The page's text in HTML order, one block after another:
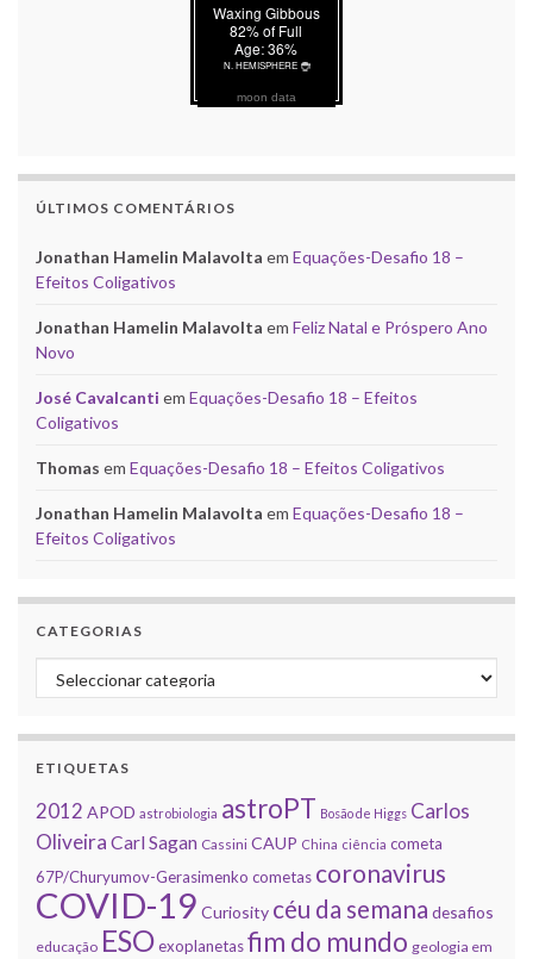
moon data
ÚLTIMOS COMENTÁRIOS
Jonathan Hamelin Malavolta em Equações-Desafio 18 –
Efeitos Coligativos
Jonathan Hamelin Malavolta em Feliz Natal e Próspero Ano
Novo
José Cavalcanti em Equações-Desafio 18 – Efeitos
Coligativos
Thomas em Equações-Desafio 18 – Efeitos Coligativos
Jonathan Hamelin Malavolta em Equações-Desafio 18 –
Efeitos Coligativos
CATEGORIAS
Categorias
ETIQUETAS
2012 APOD astrobiologia astroPT Bosão de Higgs Carlos
Oliveira Carl Sagan Cassini CAUP China ciência cometa
67P/Churyumov-Gerasimenko cometas coronavirus
COVID-19 Curiosity céu da semana desafios
educação ESOexoplanetasfim do mundo geologia em